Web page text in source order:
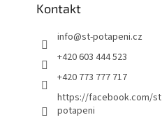
Kontakt
info@st-potapeni.cz
+420 603 444 523
+420 773 777 717
https://facebook.com/st
potapeni